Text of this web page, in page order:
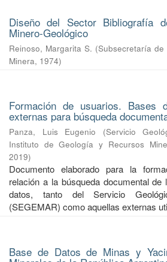
Diseño del Sector Bibliografía
Minero-Geológico
Reinoso, Margarita S. (Subsecretaría de
Minera, 1974)
Formación de usuarios. Bases
externas para búsqueda
Panza, Luis Eugenio (Servicio
Instituto de Geología y Recursos
2019)
Documento elaborado para la
relación a la búsqueda documental
datos, tanto del Servicio
(SEGEMAR) como aquellas externas
Base de Datos de Minas y